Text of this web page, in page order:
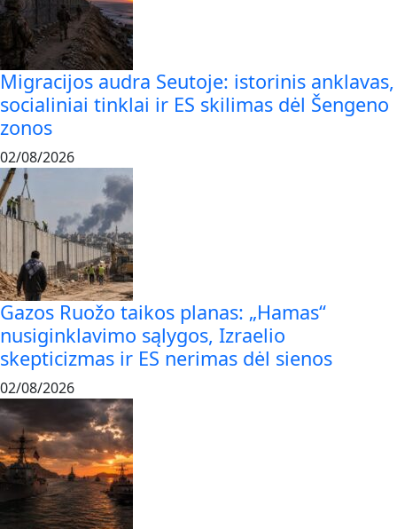
Migracijos audra Seutoje: istorinis anklavas,
socialiniai tinklai ir ES skilimas dėl Šengeno
zonos
02/08/2026
Gazos Ruožo taikos planas: „Hamas“
nusiginklavimo sąlygos, Izraelio
skepticizmas ir ES nerimas dėl sienos
02/08/2026